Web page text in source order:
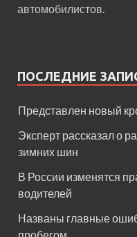
автомобилистов.
ПОСЛЕДНИЕ
Представлен новый
Эксперт рассказал о
зимних шин
В России изменятся
водителей
Названы главные